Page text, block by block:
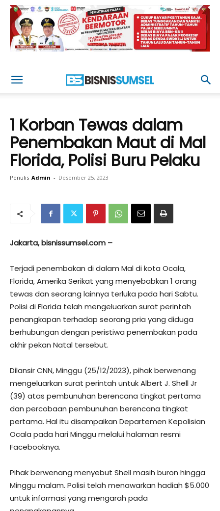
1 Korban Tewas dalam
Penembakan Maut di Mal
Florida, Polisi Buru Pelaku
Penulis Admin - Desember 25, 2023
Jakarta, bisnissumsel.com –
Terjadi penembakan di dalam Mal di kota Ocala,
Florida, Amerika Serikat yang menyebabkan 1 orang
tewas dan seorang lainnya terluka pada hari Sabtu.
Polisi di Florida telah mengeluarkan surat perintah
penangkapan terhadap seorang pria yang diduga
berhubungan dengan peristiwa penembakan pada
akhir pekan Natal tersebut.
Dilansir CNN, Minggu (25/12/2023), pihak berwenang
mengeluarkan surat perintah untuk Albert J. Shell Jr
(39) atas pembunuhan berencana tingkat pertama
dan percobaan pembunuhan berencana tingkat
pertama. Hal itu disampaikan Departemen Kepolisian
Ocala pada hari Minggu melalui halaman resmi
Facebooknya.
Pihak berwenang menyebut Shell masih buron hingga
Minggu malam. Polisi telah menawarkan hadiah $5.000
untuk informasi yang mengarah pada